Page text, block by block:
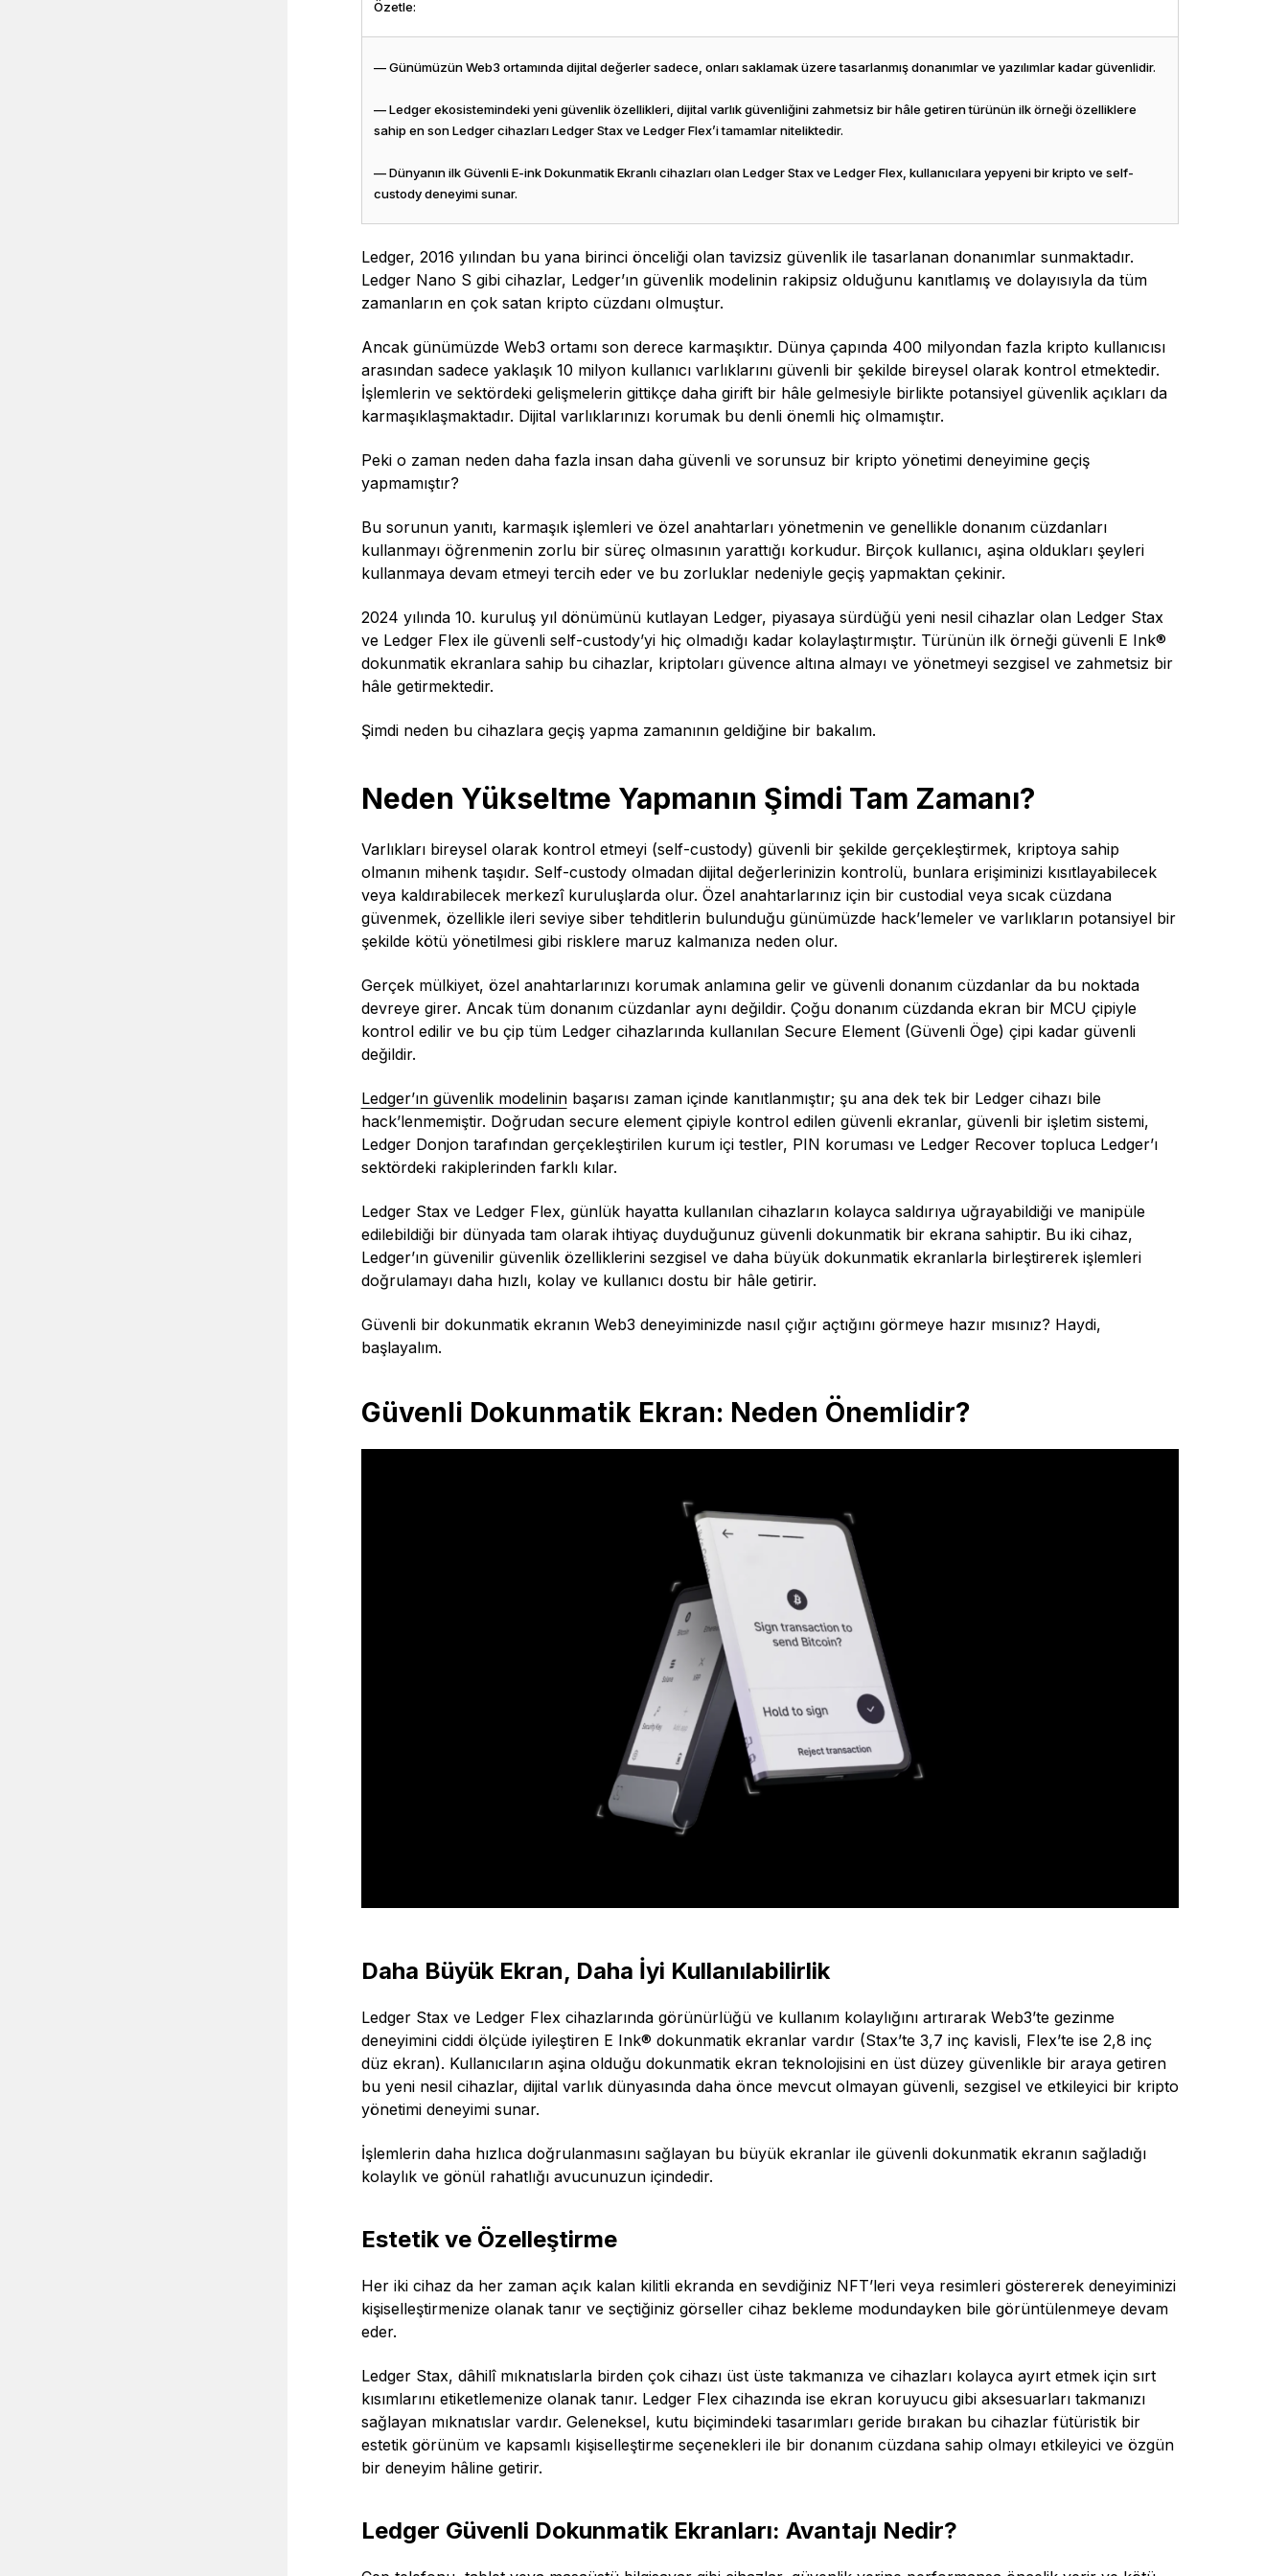
Özetle:
— Günümüzün Web3 ortamında dijital değerler sadece, onları saklamak üzere tasarlanmış donanımlar ve yazılımlar kadar güvenlidir.
— Ledger ekosistemindeki yeni güvenlik özellikleri, dijital varlık güvenliğini zahmetsiz bir hâle getiren türünün ilk örneği özelliklere
sahip en son Ledger cihazları Ledger Stax ve Ledger Flex’i tamamlar niteliktedir.
— Dünyanın ilk Güvenli E-ink Dokunmatik Ekranlı cihazları olan Ledger Stax ve Ledger Flex, kullanıcılara yepyeni bir kripto ve self-
custody deneyimi sunar.
Ledger, 2016 yılından bu yana birinci önceliği olan tavizsiz güvenlik ile tasarlanan donanımlar sunmaktadır.
Ledger Nano S gibi cihazlar, Ledger’ın güvenlik modelinin rakipsiz olduğunu kanıtlamış ve dolayısıyla da tüm
zamanların en çok satan kripto cüzdanı olmuştur.
Ancak günümüzde Web3 ortamı son derece karmaşıktır. Dünya çapında 400 milyondan fazla kripto kullanıcısı
arasından sadece yaklaşık 10 milyon kullanıcı varlıklarını güvenli bir şekilde bireysel olarak kontrol etmektedir.
İşlemlerin ve sektördeki gelişmelerin gittikçe daha girift bir hâle gelmesiyle birlikte potansiyel güvenlik açıkları da
karmaşıklaşmaktadır. Dijital varlıklarınızı korumak bu denli önemli hiç olmamıştır.
Peki o zaman neden daha fazla insan daha güvenli ve sorunsuz bir kripto yönetimi deneyimine geçiş
yapmamıştır?
Bu sorunun yanıtı, karmaşık işlemleri ve özel anahtarları yönetmenin ve genellikle donanım cüzdanları
kullanmayı öğrenmenin zorlu bir süreç olmasının yarattığı korkudur. Birçok kullanıcı, aşina oldukları şeyleri
kullanmaya devam etmeyi tercih eder ve bu zorluklar nedeniyle geçiş yapmaktan çekinir.
2024 yılında 10. kuruluş yıl dönümünü kutlayan Ledger, piyasaya sürdüğü yeni nesil cihazlar olan Ledger Stax
ve Ledger Flex ile güvenli self-custody’yi hiç olmadığı kadar kolaylaştırmıştır. Türünün ilk örneği güvenli E Ink®
dokunmatik ekranlara sahip bu cihazlar, kriptoları güvence altına almayı ve yönetmeyi sezgisel ve zahmetsiz bir
hâle getirmektedir.
Şimdi neden bu cihazlara geçiş yapma zamanının geldiğine bir bakalım.
Neden Yükseltme Yapmanın Şimdi Tam Zamanı?
Varlıkları bireysel olarak kontrol etmeyi (self-custody) güvenli bir şekilde gerçekleştirmek, kriptoya sahip
olmanın mihenk taşıdır. Self-custody olmadan dijital değerlerinizin kontrolü, bunlara erişiminizi kısıtlayabilecek
veya kaldırabilecek merkezî kuruluşlarda olur. Özel anahtarlarınız için bir custodial veya sıcak cüzdana
güvenmek, özellikle ileri seviye siber tehditlerin bulunduğu günümüzde hack’lemeler ve varlıkların potansiyel bir
şekilde kötü yönetilmesi gibi risklere maruz kalmanıza neden olur.
Gerçek mülkiyet, özel anahtarlarınızı korumak anlamına gelir ve güvenli donanım cüzdanlar da bu noktada
devreye girer. Ancak tüm donanım cüzdanlar aynı değildir. Çoğu donanım cüzdanda ekran bir MCU çipiyle
kontrol edilir ve bu çip tüm Ledger cihazlarında kullanılan Secure Element (Güvenli Öge) çipi kadar güvenli
değildir.
Ledger’ın güvenlik modelininbaşarısı zaman içinde kanıtlanmıştır; şu ana dek tek bir Ledger cihazı bile
hack’lenmemiştir. Doğrudan secure element çipiyle kontrol edilen güvenli ekranlar, güvenli bir işletim sistemi,
Ledger Donjon tarafından gerçekleştirilen kurum içi testler, PIN koruması ve Ledger Recover topluca Ledger’ı
sektördeki rakiplerinden farklı kılar.
Ledger Stax ve Ledger Flex, günlük hayatta kullanılan cihazların kolayca saldırıya uğrayabildiği ve manipüle
edilebildiği bir dünyada tam olarak ihtiyaç duyduğunuz güvenli dokunmatik bir ekrana sahiptir. Bu iki cihaz,
Ledger’ın güvenilir güvenlik özelliklerini sezgisel ve daha büyük dokunmatik ekranlarla birleştirerek işlemleri
doğrulamayı daha hızlı, kolay ve kullanıcı dostu bir hâle getirir.
Güvenli bir dokunmatik ekranın Web3 deneyiminizde nasıl çığır açtığını görmeye hazır mısınız? Haydi,
başlayalım.
Güvenli Dokunmatik Ekran: Neden Önemlidir?
Daha Büyük Ekran, Daha İyi Kullanılabilirlik
Ledger Stax ve Ledger Flex cihazlarında görünürlüğü ve kullanım kolaylığını artırarak Web3’te gezinme
deneyimini ciddi ölçüde iyileştiren E Ink® dokunmatik ekranlar vardır (Stax’te 3,7 inç kavisli, Flex’te ise 2,8 inç
düz ekran). Kullanıcıların aşina olduğu dokunmatik ekran teknolojisini en üst düzey güvenlikle bir araya getiren
bu yeni nesil cihazlar, dijital varlık dünyasında daha önce mevcut olmayan güvenli, sezgisel ve etkileyici bir kripto
yönetimi deneyimi sunar.
İşlemlerin daha hızlıca doğrulanmasını sağlayan bu büyük ekranlar ile güvenli dokunmatik ekranın sağladığı
kolaylık ve gönül rahatlığı avucunuzun içindedir.
Estetik ve Özelleştirme
Her iki cihaz da her zaman açık kalan kilitli ekranda en sevdiğiniz NFT’leri veya resimleri göstererek deneyiminizi
kişiselleştirmenize olanak tanır ve seçtiğiniz görseller cihaz bekleme modundayken bile görüntülenmeye devam
eder.
Ledger Stax, dâhilî mıknatıslarla birden çok cihazı üst üste takmanıza ve cihazları kolayca ayırt etmek için sırt
kısımlarını etiketlemenize olanak tanır. Ledger Flex cihazında ise ekran koruyucu gibi aksesuarları takmanızı
sağlayan mıknatıslar vardır. Geleneksel, kutu biçimindeki tasarımları geride bırakan bu cihazlar fütüristik bir
estetik görünüm ve kapsamlı kişiselleştirme seçenekleri ile bir donanım cüzdana sahip olmayı etkileyici ve özgün
bir deneyim hâline getirir.
Ledger Güvenli Dokunmatik Ekranları: Avantajı Nedir?